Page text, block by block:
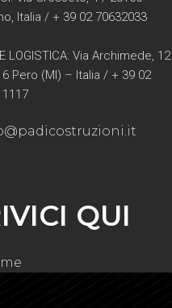
Italia / + 39 02 70632033
LOGISTICA: Via Archimede,
Pero (MI) – Italia / + 39 02
QUI